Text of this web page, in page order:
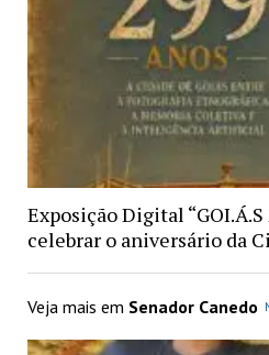
Exposição Digital
celebrar o aniversário da
Veja mais em Senador Canedo